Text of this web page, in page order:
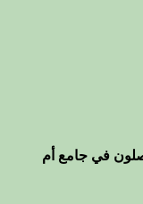
في جامع أم